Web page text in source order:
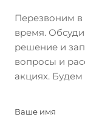
Перезвоним в
время.
решение и
вопросы и
акциях. Будем
Ваше имя